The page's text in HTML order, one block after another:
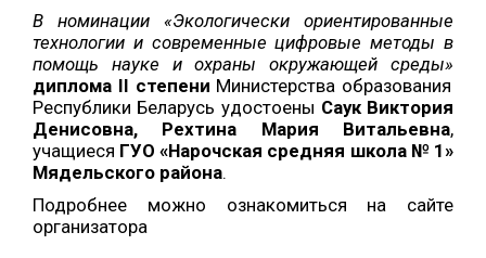
В номинации «Экологически ориентированные
технологии и современные цифровые методы в
помощь науке и охраны окружающей среды»
диплома II степени Министерства образования
Республики Беларусь удостоены Саук Виктория
Денисовна, Рехтина Мария Витальевна,
учащиеся ГУО «Нарочская средняя школа № 1»
Мядельского района.
Подробнее можно ознакомиться на сайте
организатора